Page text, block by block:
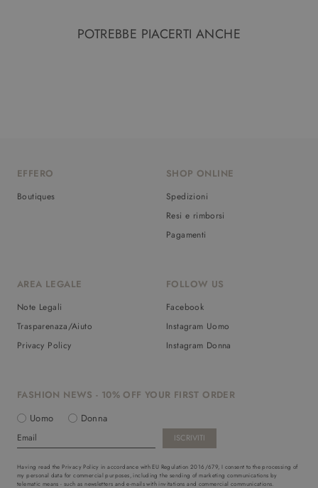
POTREBBE PIACERTI ANCHE
EFFERO
Boutiques
SHOP ONLINE
Spedizioni
Resi e rimborsi
Pagamenti
AREA LEGALE
Note Legali
Trasparenaza/Aiuto
Privacy Policy
FOLLOW US
Facebook
Instagram Uomo
Instagram Donna
FASHION NEWS - 10% OFF YOUR FIRST ORDER
Uomo
Donna
Having read the Privacy Policy in accordance with EU Regulation 2016/679, I consent to the processing of
my personal data for commercial purposes, including the sending of marketing communications by
telematic means - such as newsletters and e-mails with invitations and commercial communications.